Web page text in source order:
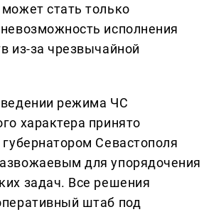
стать только
исполнения
из‑за чрезвычайной
режима ЧС
характера принято
Севастополя
для упорядочения
задач. Все решения
штаб под